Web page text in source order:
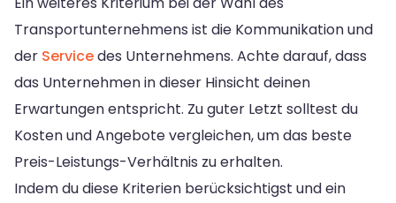
Transportunternehmens ist die Kommunikation und
der Servicedes Unternehmens. Achte darauf, dass
das Unternehmen in dieser Hinsicht deinen
Erwartungen entspricht. Zu guter Letzt solltest du
Kosten und Angebote vergleichen, um das beste
Preis-Leistungs-Verhältnis zu erhalten.
Indem du diese Kriterien berücksichtigst und ein